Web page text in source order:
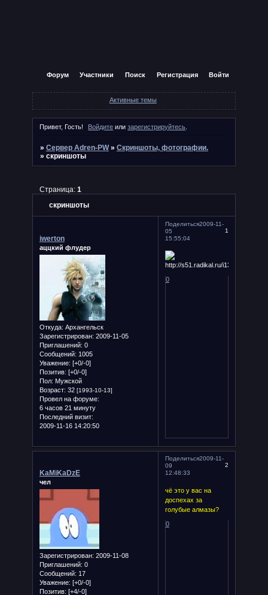
Форум Участники Поиск Регистрация Войти
Активные темы
Привет, Гость! Войдите илизарегистрируйтесь.
» Сервер Adren-PW » Скриншоты, фотографии.
» скриншоты
скриншоты
Страница: 1
Поделиться
1
2009-11-
05
15:55:04
iwerton
аццкий флудер
Откуда: Архангельск
Зарегистрирован: 2009-11-05
Приглашений: 0
Сообщений: 1005
Уважение: [+0/-0]
Позитив: [+0/-0]
Пол: Мужской
Возраст: 32 [1993-10-13]
Провел на форуме:
6 часов 21 минуту
Последний визит:
2009-11-16 14:20:50
0
Поделиться
2
2009-11-
09
12:48:33
KaMiKaDzE
чел
Зарегистрирован: 2009-11-08
Приглашений: 0
Сообщений: 17
Уважение: [+0/-0]
Позитив: [+4/-0]
чё это у вас на
доспехах за
голубые алмазы?
0